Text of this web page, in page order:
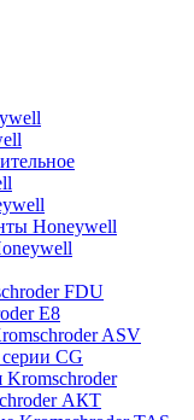
Honeywell
FDU
E8
ASV
CG
Kromschroder
АКТ